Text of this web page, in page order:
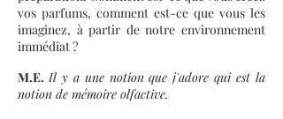
vos parfums, comment est-ce que vous les
imaginez, à partir de notre environnement
immédiat ?
M.E. Il y a une notion que j'adore qui est la
notion de mémoire olfactive.